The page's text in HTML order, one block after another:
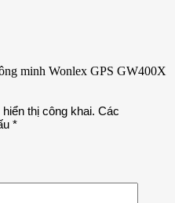
minh Wonlex GPS GW400X
thị công khai. Các
*